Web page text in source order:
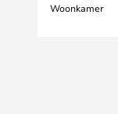
Woonkamer